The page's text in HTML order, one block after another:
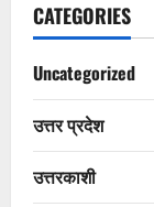
CATEGORIES
Uncategorized
उत्तर प्रदेश
उत्तरकाशी